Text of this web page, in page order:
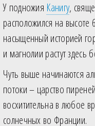
У подножия Канигу,
расположился на
насыщенный историей
и магнолии растут здесь
Чуть выше начинаются
потоки – царство
восхитительна в любое
солнечных во Франции.